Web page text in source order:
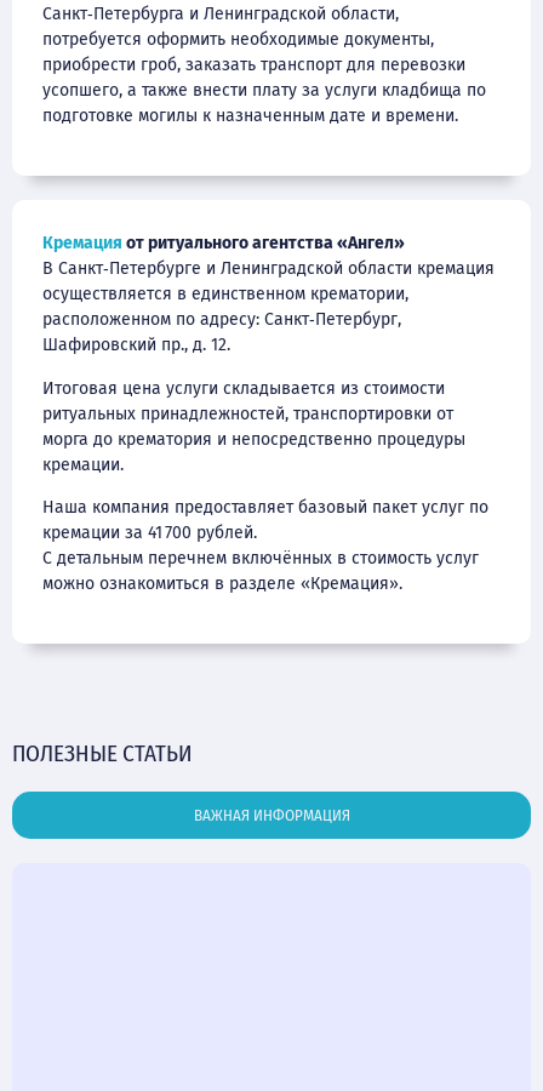
Санкт‑Петербурга и Ленинградской области,
потребуется оформить необходимые документы,
приобрести гроб, заказать транспорт для перевозки
усопшего, а также внести плату за услуги кладбища по
подготовке могилы к назначенным дате и времени.
Кремация от ритуального агентства «Ангел»
В Санкт‑Петербурге и Ленинградской области кремация
осуществляется в единственном крематории,
расположенном по адресу: Санкт‑Петербург,
Шафировский пр., д. 12.
Итоговая цена услуги складывается из стоимости
ритуальных принадлежностей, транспортировки от
морга до крематория и непосредственно процедуры
кремации.
Наша компания предоставляет базовый пакет услуг по
кремации за 41 700 рублей.
С детальным перечнем включённых в стоимость услуг
можно ознакомиться в разделе «Кремация».
ПОЛЕЗНЫЕ СТАТЬИ
ВАЖНАЯ ИНФОРМАЦИЯ